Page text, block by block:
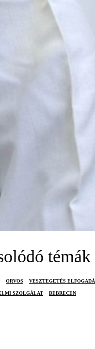
témák
ORVOS VESZTEGETÉS
SZOLGÁLAT DEBRECEN